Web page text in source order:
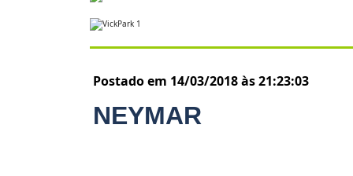
Postado em 14/03/2018 às 21:23:03
NEYMAR